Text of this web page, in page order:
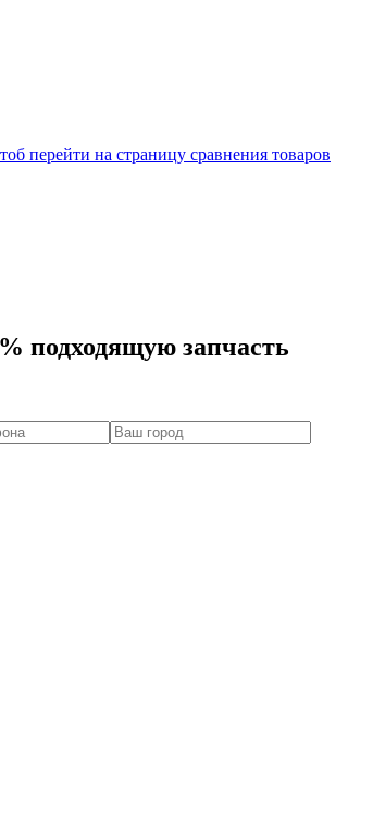
перейти на страницу сравнения товаров
подходящую запчасть